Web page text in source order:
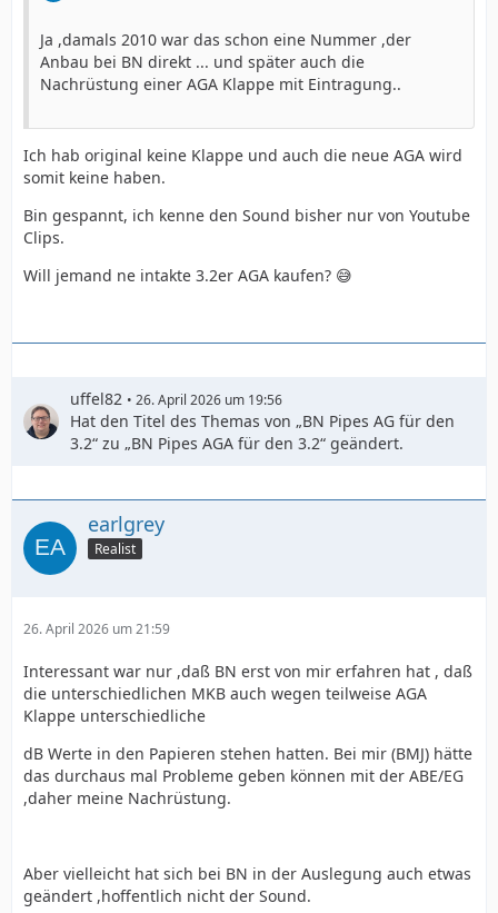
Ja ,damals 2010 war das schon eine Nummer ,der
Anbau bei BN direkt ... und später auch die
Nachrüstung einer AGA Klappe mit Eintragung..
Ich hab original keine Klappe und auch die neue AGA wird
somit keine haben.
Bin gespannt, ich kenne den Sound bisher nur von Youtube
Clips.
Will jemand ne intakte 3.2er AGA kaufen? 😅
uffel82 26. April 2026 um 19:56
Hat den Titel des Themas von „BN Pipes AG für den
3.2“ zu „BN Pipes AGA für den 3.2“ geändert.
earlgrey
Realist
26. April 2026 um 21:59
Interessant war nur ,daß BN erst von mir erfahren hat , daß
die unterschiedlichen MKB auch wegen teilweise AGA
Klappe unterschiedliche
dB Werte in den Papieren stehen hatten. Bei mir (BMJ) hätte
das durchaus mal Probleme geben können mit der ABE/EG
,daher meine Nachrüstung.
Aber vielleicht hat sich bei BN in der Auslegung auch etwas
geändert ,hoffentlich nicht der Sound.